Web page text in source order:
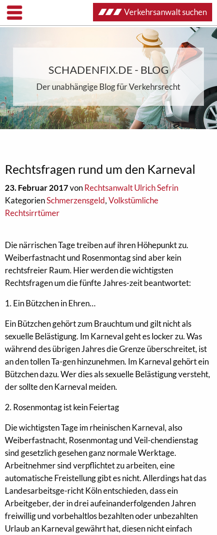
SCHADENFIX.DE - BLOG
Der unabhängige Blog für Verkehrsrecht
Rechtsfragen rund um den Karneval
23. Februar 2017vonRechtsanwalt Ulrich Sefrin
KategorienSchmerzensgeld,Volkstümliche
Rechtsirrtümer
Die närrischen Tage treiben auf ihren Höhepunkt zu.
Weiberfastnacht und Rosenmontag sind aber kein
rechtsfreier Raum. Hier werden die wichtigsten
Rechtsfragen um die fünfte Jahres-zeit beantwortet:
1. Ein Bützchen in Ehren…
Ein Bützchen gehört zum Brauchtum und gilt nicht als
sexuelle Belästigung. Im Karneval geht es locker zu. Was
während des übrigen Jahres die Grenze überschreitet, ist
an den tollen Ta-gen hinzunehmen. Im Karneval gehört ein
Bützchen dazu. Wer dies als sexuelle Belästigung versteht,
der sollte den Karneval meiden.
2. Rosenmontag ist kein Feiertag
Die wichtigsten Tage im rheinischen Karneval, also
Weiberfastnacht, Rosenmontag und Veil-chendienstag
sind gesetzlich gesehen ganz normale Werktage.
Arbeitnehmer sind verpflichtet zu arbeiten, eine
automatische Freistellung gibt es nicht. Allerdings hat das
Landesarbeitsge-richt Köln entschieden, dass ein
Arbeitgeber, der in drei aufeinanderfolgenden Jahren
freiwillig und vorbehaltlos bezahlten oder unbezahlten
Urlaub an Karneval gewährt hat, diesen nicht einfach
Verkehrsanwalt suchen